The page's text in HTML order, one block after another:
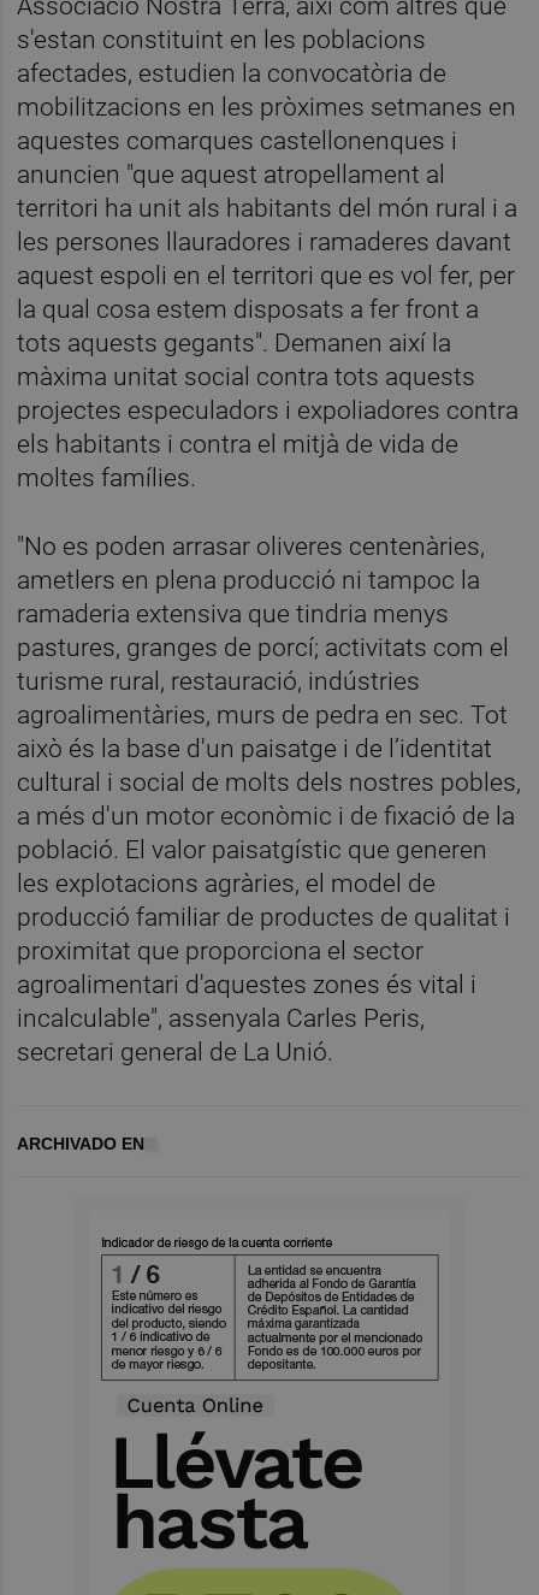
Associació Nostra Terra, així com altres que
s'estan constituint en les poblacions
afectades, estudien la convocatòria de
mobilitzacions en les pròximes setmanes en
aquestes comarques castellonenques i
anuncien "que aquest atropellament al
territori ha unit als habitants del món rural i a
les persones llauradores i ramaderes davant
aquest espoli en el territori que es vol fer, per
la qual cosa estem disposats a fer front a
tots aquests gegants". Demanen així la
màxima unitat social contra tots aquests
projectes especuladors i expoliadores contra
els habitants i contra el mitjà de vida de
moltes famílies.
"No es poden arrasar oliveres centenàries,
ametlers en plena producció ni tampoc la
ramaderia extensiva que tindria menys
pastures, granges de porcí; activitats com el
turisme rural, restauració, indústries
agroalimentàries, murs de pedra en sec. Tot
això és la base d'un paisatge i de l’identitat
cultural i social de molts dels nostres pobles,
a més d'un motor econòmic i de fixació de la
població. El valor paisatgístic que generen
les explotacions agràries, el model de
producció familiar de productes de qualitat i
proximitat que proporciona el sector
agroalimentari d'aquestes zones és vital i
incalculable", assenyala Carles Peris,
secretari general de La Unió.
ARCHIVADO EN